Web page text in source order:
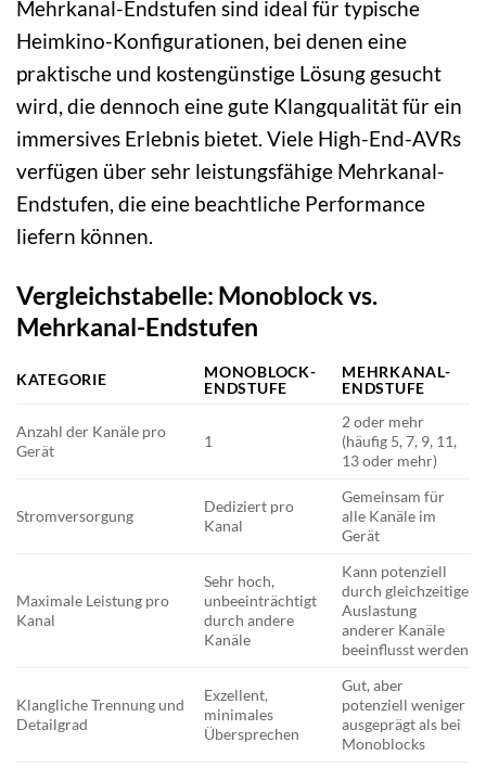
Mehrkanal-Endstufen sind ideal für typische
Heimkino-Konfigurationen, bei denen eine
praktische und kostengünstige Lösung gesucht
wird, die dennoch eine gute Klangqualität für ein
immersives Erlebnis bietet. Viele High-End-AVRs
verfügen über sehr leistungsfähige Mehrkanal-
Endstufen, die eine beachtliche Performance
liefern können.
Vergleichstabelle: Monoblock vs.
Mehrkanal-Endstufen
KATEGORIE
MONOBLOCK-
ENDSTUFE
MEHRKANAL-
ENDSTUFE
Anzahl der Kanäle pro
Gerät
1
2 oder mehr
(häufig 5, 7, 9, 11,
13 oder mehr)
Stromversorgung
Dediziert pro
Kanal
Gemeinsam für
alle Kanäle im
Gerät
Maximale Leistung pro
Kanal
Sehr hoch,
unbeeinträchtigt
durch andere
Kanäle
Kann potenziell
durch gleichzeitige
Auslastung
anderer Kanäle
beeinflusst werden
Klangliche Trennung und
Detailgrad
Exzellent,
minimales
Übersprechen
Gut, aber
potenziell weniger
ausgeprägt als bei
Monoblocks